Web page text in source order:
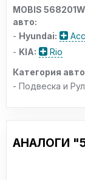
MOBIS
авто:
- Hyundai:
- KIA:
Rio
Категория
- Подвеска и
АНАЛОГИ